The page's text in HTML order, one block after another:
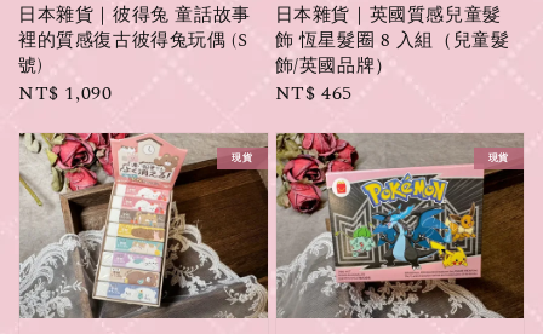
日本雜貨｜彼得兔 童話故事
裡的質感復古彼得兔玩偶 (S
號)
Regular
NT$ 1,090
日本雜貨｜英國質感兒童髮
飾 恆星髮圈 8 入組（兒童髮
飾/英國品牌）
Regular
NT$ 465
現貨 現貨